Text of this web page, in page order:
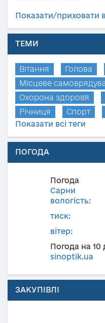
Показати/приховати
ТЕМИ
Вітання Голова
Місцеве
Охорона здоров'я
Річниця
Спорт
Показати всі теги
ПОГОДА
Погода
Сарни
вологість:
тиск:
вітер:
Погода на 10
sinoptik.ua
ЗАКУПІВЛІ